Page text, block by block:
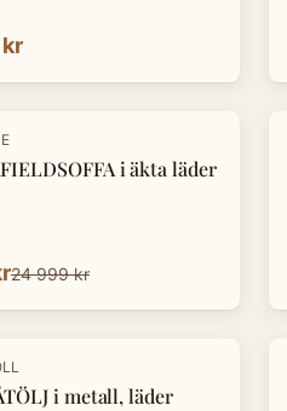
i äkta läder
24 999 kr
i metall, läder